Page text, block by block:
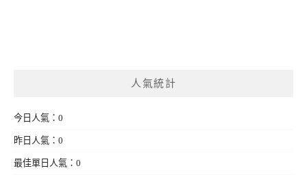
人氣統計
今日人氣：0
昨日人氣：0
最佳單日人氣：0